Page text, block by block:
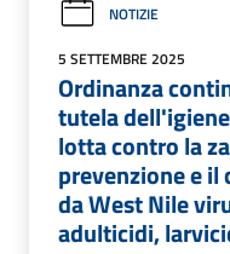
NOTIZIE
5 SETTEMBRE 2025
Ordinanza
tutela
lotta contro la
prevenzione e
da West Nile
adulticidi,